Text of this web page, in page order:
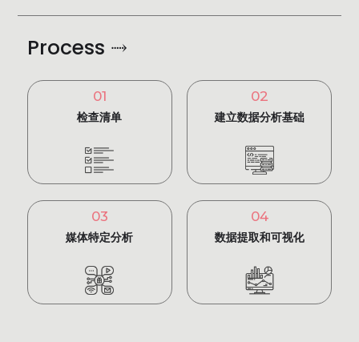
Process ⤑
01
检查清单
02
建立数据分析基础
03
媒体特定分析
04
数据提取和可视化